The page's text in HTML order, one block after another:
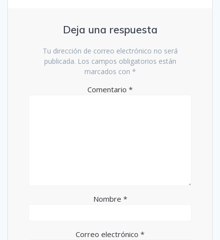
Deja una respuesta
Tu dirección de correo electrónico no será
publicada. Los campos obligatorios están
marcados con *
Comentario *
Nombre *
Correo electrónico *